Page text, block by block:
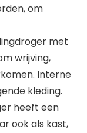
om
met
wrijving,
Interne
kleding.
heeft een
ook als kast,